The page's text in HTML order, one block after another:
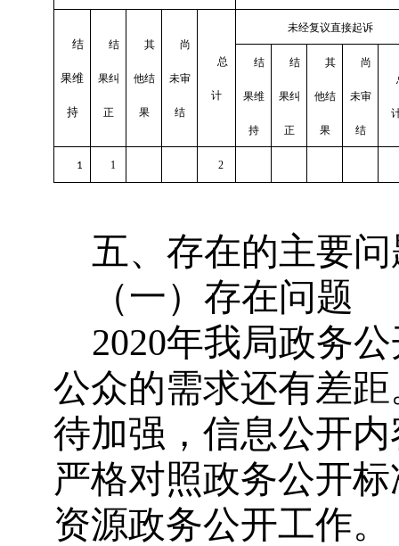
结
果维
持
结
果纠
正
其
他结
果
尚
未审
结
总
计
未经复议直接起诉
结
果维
持
结
果纠
正
其
他结
果
尚
未审
结
1 1 2
五、存在的主要
（一）存在问题
2020年我局政务
公众的需求还有差
待加强，信息公开
严格对照政务公开
资源政务公开工作。